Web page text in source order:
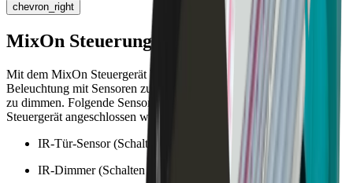
chevron_right
MixOn Steuerung
Mit dem MixOn Steuergerät haben Sie die Möglichkeit Ihre
Beleuchtung mit Sensoren zu schalten und
zu dimmen. Folgende Sensoren (max. 3) können direkt an das
Steuergerät angeschlossen werden:
IR-Tür-Sensor (Schalten von Türen oder Schubladen)
IR-Dimmer (Schalten oder Dimmen durch Gestik)